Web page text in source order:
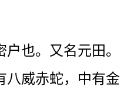
也。又名元田。
八威赤蛇，中有金